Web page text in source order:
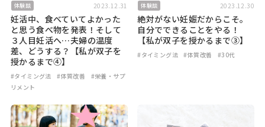
体験談 2023.12.31
妊活中、食べていてよかった
と思う食べ物を発表！そして
３人目妊活へ…夫婦の温度
差、どうする？【私が双子を
授かるまで④】
#タイミング法 #体質改善
#栄養・サプ
リメント
体験談 2023.12.30
絶対がない妊娠だからこそ。
自分でできることをやる！
【私が双子を授かるまで③】
#タイミング法 #体質改善 #30代